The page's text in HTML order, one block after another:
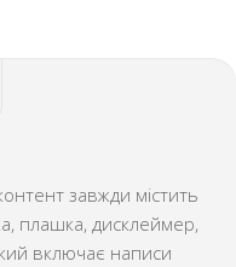
завжди містить
плашка, дисклеймер,
включає написи